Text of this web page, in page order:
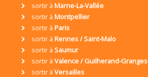
sortir à Marne-La-Vallée
sortir à Montpellier
sortir à Paris
sortir à Rennes / Saint-Malo
sortir à Saumur
sortir à Valence / Guilherand-Granges
sortir à Versailles